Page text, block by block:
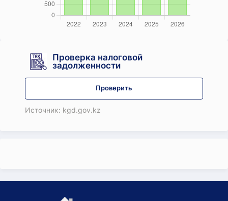
Проверка налоговой
задолженности
Проверить
Источник: kgd.gov.kz